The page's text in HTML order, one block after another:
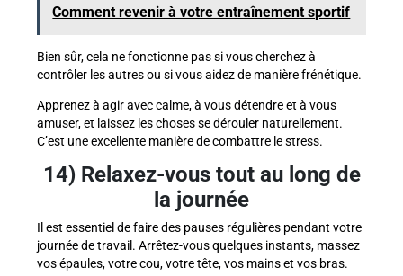
Comment revenir à votre entraînement sportif
Bien sûr, cela ne fonctionne pas si vous cherchez à
contrôler les autres ou si vous aidez de manière frénétique.
Apprenez à agir avec calme, à vous détendre et à vous
amuser, et laissez les choses se dérouler naturellement.
C’est une excellente manière de combattre le stress.
14) Relaxez-vous tout au long de
la journée
Il est essentiel de faire des pauses régulières pendant votre
journée de travail. Arrêtez-vous quelques instants, massez
vos épaules, votre cou, votre tête, vos mains et vos bras.